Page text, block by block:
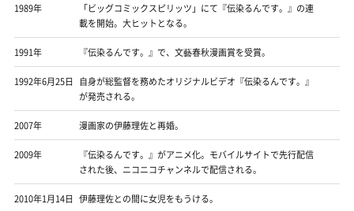
1989年
「ビッグコミックスピリッツ」にて『伝染るんです。』の連
載を開始。大ヒットとなる。
1991年 『伝染るんです。』で、文藝春秋漫画賞を受賞。
1992年6月25日 自身が総監督を務めたオリジナルビデオ『伝染るんです。』
が発売される。
2007年 漫画家の伊藤理佐と再婚。
2009年
『伝染るんです。』がアニメ化。モバイルサイトで先行配信
された後、ニコニコチャンネルで配信される。
2010年1月14日 伊藤理佐との間に女児をもうける。